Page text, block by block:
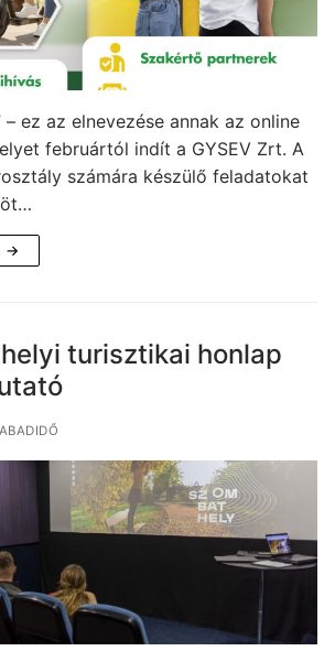
– ez az elnevezése annak az online
februártól indít a GYSEV Zrt. A
számára készülő feladatokat
→
turisztikai honlap